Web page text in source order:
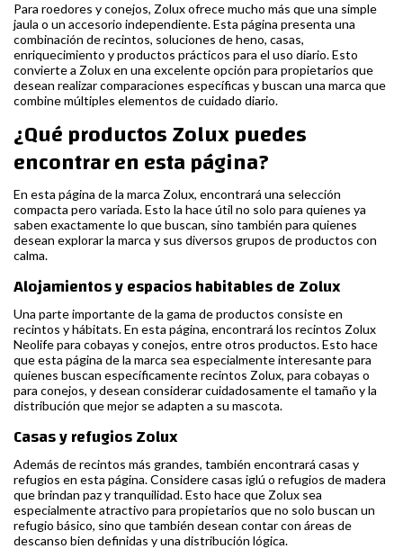
Para roedores y conejos, Zolux ofrece mucho más que una simple
jaula o un accesorio independiente. Esta página presenta una
combinación de recintos, soluciones de heno, casas,
enriquecimiento y productos prácticos para el uso diario. Esto
convierte a Zolux en una excelente opción para propietarios que
desean realizar comparaciones específicas y buscan una marca que
combine múltiples elementos de cuidado diario.
¿Qué productos Zolux puedes
encontrar en esta página?
En esta página de la marca Zolux, encontrará una selección
compacta pero variada. Esto la hace útil no solo para quienes ya
saben exactamente lo que buscan, sino también para quienes
desean explorar la marca y sus diversos grupos de productos con
calma.
Alojamientos y espacios habitables de Zolux
Una parte importante de la gama de productos consiste en
recintos y hábitats. En esta página, encontrará los recintos Zolux
Neolife para cobayas y conejos, entre otros productos. Esto hace
que esta página de la marca sea especialmente interesante para
quienes buscan específicamente recintos Zolux, para cobayas o
para conejos, y desean considerar cuidadosamente el tamaño y la
distribución que mejor se adapten a su mascota.
Casas y refugios Zolux
Además de recintos más grandes, también encontrará casas y
refugios en esta página. Considere casas iglú o refugios de madera
que brindan paz y tranquilidad. Esto hace que Zolux sea
especialmente atractivo para propietarios que no solo buscan un
refugio básico, sino que también desean contar con áreas de
descanso bien definidas y una distribución lógica.